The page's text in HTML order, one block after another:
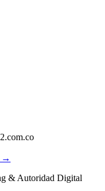
→
& Autoridad Digital